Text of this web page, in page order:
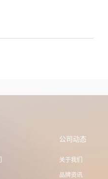
公司动态
关于我们
品牌资讯